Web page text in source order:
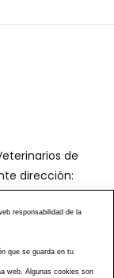
de
dirección:
responsabilidad de la
que se guarda en tu
web. Algunas cookies son